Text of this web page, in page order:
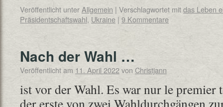
Veröffentlicht unter Allgemein | Verschlagwortet mitdas Leben
Präsidentschaftswahl, Ukraine | 9 Kommentare
Nach der Wahl …
Veröffentlicht am 11. April 2022von Christjann
ist vor der Wahl. Es war nur le premier
der erste von zwei Wahldurchgängen